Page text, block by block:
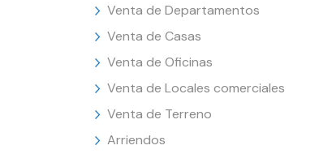
Venta de Departamentos
Venta de Casas
Venta de Oficinas
Venta de Locales comerciales
Venta de Terreno
Arriendos